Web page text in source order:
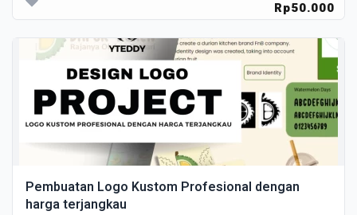
Rp50.000
Pembuatan Logo Kustom Profesional dengan
harga terjangkau